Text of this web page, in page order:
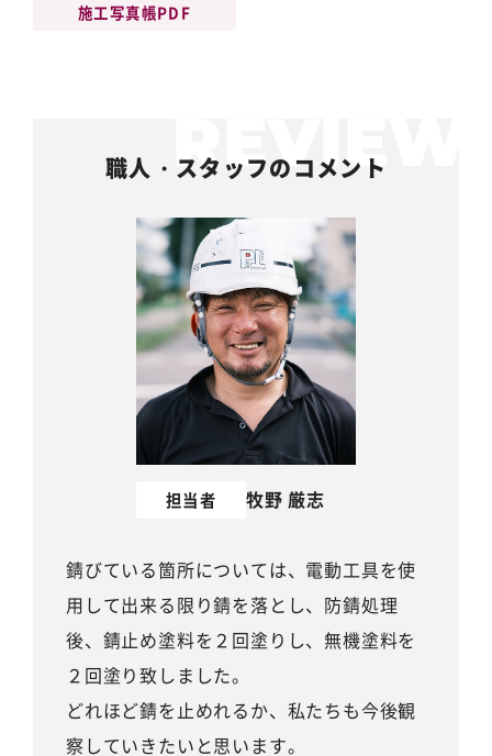
施工写真帳PDF
職人・スタッフのコメント
担当者 牧野 厳志
錆びている箇所については、電動工具を使
用して出来る限り錆を落とし、防錆処理
後、錆止め塗料を２回塗りし、無機塗料を
２回塗り致しました。
どれほど錆を止めれるか、私たちも今後観
察していきたいと思います。